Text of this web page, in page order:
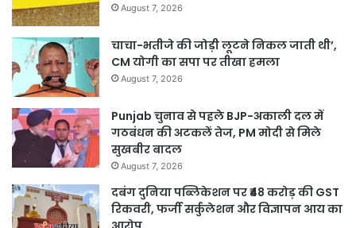
August 7, 2026
चाचा-भतीजे की जोड़ी लूटने निकल जाती थी’,
CM योगी का सपा पर तीखा हमला
August 7, 2026
Punjab चुनाव से पहले BJP-अकाली दल में
गठबंधन की अटकलें तेज, PM मोदी से मिले
सुखबीर बादल
August 7, 2026
दबंग दुनिया पब्लिकेशन पर ₹48 करोड़ की GST
रिकवरी, फर्जी सर्कुलेशन और विज्ञापन आय का